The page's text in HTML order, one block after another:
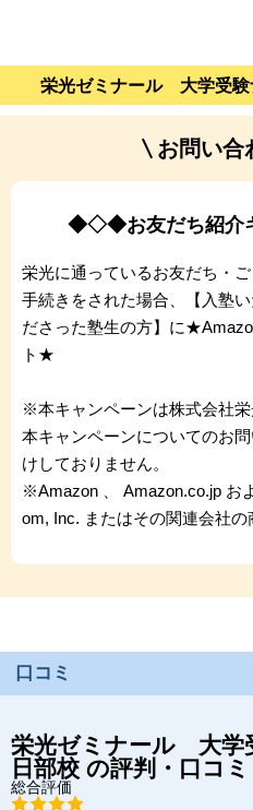
栄光ゼミナール 大学受験
お問い合
◆◇◆お友だち紹介
栄光に通っているお友だち・
手続きをされた場合、【入塾
ださった塾生の方】に
ト★
※本キャンペーンは株式会社栄
本キャンペーンについてのお
けしておりません。
※Amazon 、 Amazon.co.jp お
om, Inc. またはその関連会社の
口コミ
栄光ゼミナール 大学
日部校 の評判・口コミ
総合評価